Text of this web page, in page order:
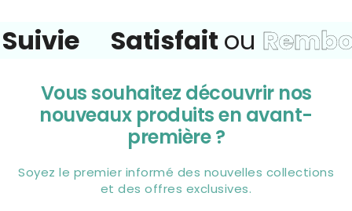
SatisfaitouRemboursé
Vous souhaitez découvrir nos
nouveaux produits en avant-
première ?
Soyez le premier informé des nouvelles collections
et des offres exclusives.